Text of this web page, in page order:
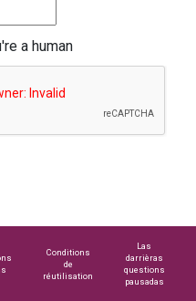
a human
Conditions
de
réutilisation
Las
darrièras
questions
pausadas